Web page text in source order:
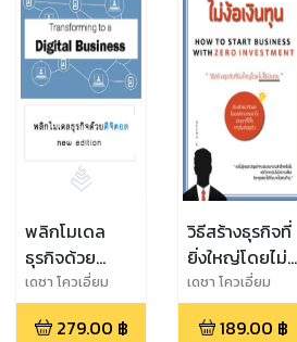
พลิกโมเดล
ธุรกิจด้วย
ดิจิตอล new
edition
เดชา โควเอี่ยม
ไพโรจน์
279.00 ฿
วิธีสร้างธุรกิจที่
ยิ่งใหญ่โดยไม่
ใช้เงินทุน
เดชา โควเอี่ยม
ไพโรจน์
189.00 ฿